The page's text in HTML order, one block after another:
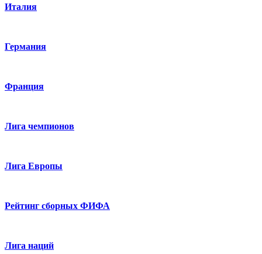
Италия
Германия
Франция
Лига чемпионов
Лига Европы
Рейтинг сборных ФИФА
Лига наций